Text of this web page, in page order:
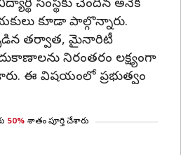
సంస్థకు చెందిన అనేక
కూడా పాల్గొన్నారు.
తర్వాత, మైనారిటీ
నిరంతరం లక్ష్యంగా
ఈ విషయంలో ప్రభుత్వం
50% శాతం పూర్తి చేశారు